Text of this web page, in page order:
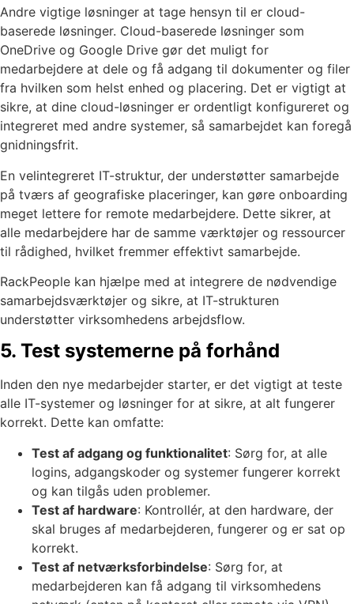
Andre vigtige løsninger at tage hensyn til er cloud-
baserede løsninger. Cloud-baserede løsninger som
OneDrive og Google Drive gør det muligt for
medarbejdere at dele og få adgang til dokumenter og filer
fra hvilken som helst enhed og placering. Det er vigtigt at
sikre, at dine cloud-løsninger er ordentligt konfigureret og
integreret med andre systemer, så samarbejdet kan foregå
gnidningsfrit.
En velintegreret IT-struktur, der understøtter samarbejde
på tværs af geografiske placeringer, kan gøre onboarding
meget lettere for remote medarbejdere. Dette sikrer, at
alle medarbejdere har de samme værktøjer og ressourcer
til rådighed, hvilket fremmer effektivt samarbejde.
RackPeople kan hjælpe med at integrere de nødvendige
samarbejdsværktøjer og sikre, at IT-strukturen
understøtter virksomhedens arbejdsflow.
5. Test systemerne på forhånd
Inden den nye medarbejder starter, er det vigtigt at teste
alle IT-systemer og løsninger for at sikre, at alt fungerer
korrekt. Dette kan omfatte:
Test af adgang og funktionalitet: Sørg for, at alle
logins, adgangskoder og systemer fungerer korrekt
og kan tilgås uden problemer.
Test af hardware: Kontrollér, at den hardware, der
skal bruges af medarbejderen, fungerer og er sat op
korrekt.
Test af netværksforbindelse: Sørg for, at
medarbejderen kan få adgang til virksomhedens